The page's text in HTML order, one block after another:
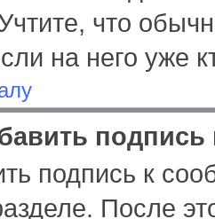
что
на него уже
подпись к
После